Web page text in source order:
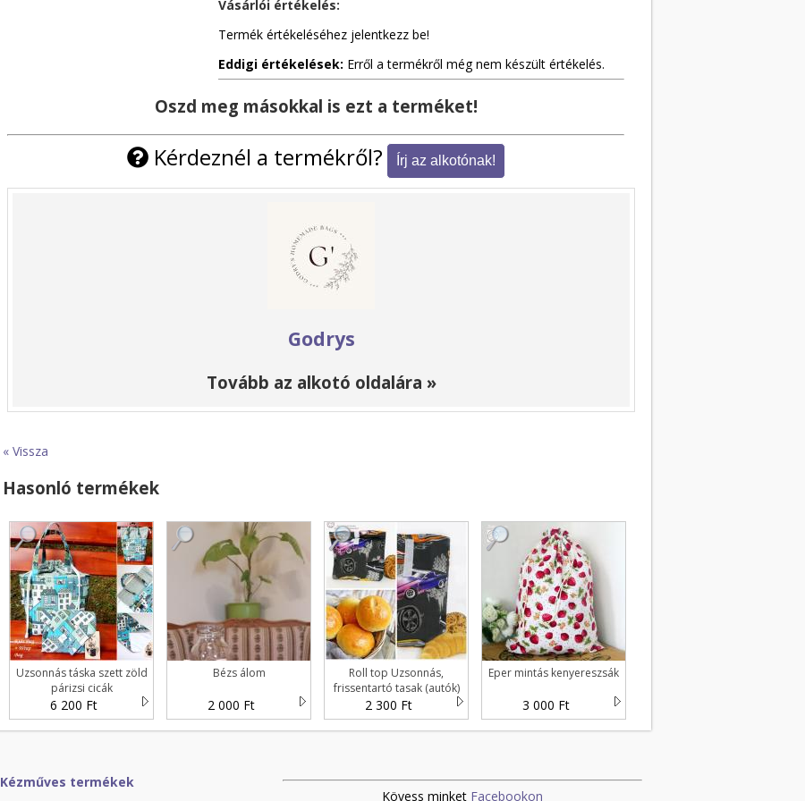
Vásárlói értékelés:
Termék értékeléséhez jelentkezz be!
Eddigi értékelések: Erről a termékről még nem készült értékelés.
Oszd meg másokkal is ezt a terméket!
Kérdeznél a termékről?
Godrys
Tovább az alkotó oldalára »
« Vissza
Hasonló termékek
Uzsonnás táska szett zöld
párizsi cicák
6 200 Ft
Bézs álom
2 000 Ft
Roll top Uzsonnás,
frissentartó tasak (autók)
2 300 Ft
Eper mintás kenyereszsák
3 000 Ft
Kézműves termékek
Kövess minket Facebookon